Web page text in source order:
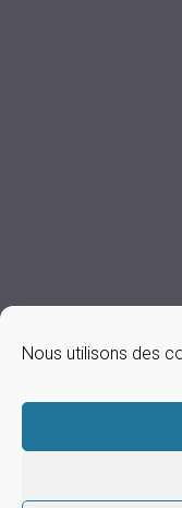
Nous utilisons des